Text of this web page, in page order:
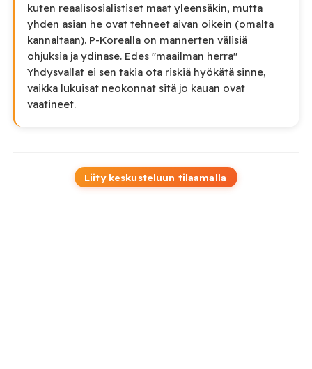
kuten reaalisosialistiset maat yleensäkin, mutta
yhden asian he ovat tehneet aivan oikein (omalta
kannaltaan). P-Korealla on mannerten välisiä
ohjuksia ja ydinase. Edes "maailman herra"
Yhdysvallat ei sen takia ota riskiä hyökätä sinne,
vaikka lukuisat neokonnat sitä jo kauan ovat
vaatineet.
Liity keskusteluun tilaamalla